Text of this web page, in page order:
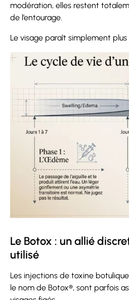
modération, elles restent
de l’entourage.
Le visage paraît simplement plus
Le Botox : un allié
utilisé
Les injections de toxine
le nom de Botox®, sont parfois